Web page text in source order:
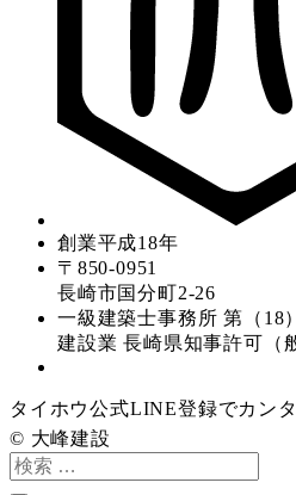
創業平成18年
〒850-0951
長崎市国分町2-26
一級建築士事務所 第（18
建設業 長崎県知事許可（
タイホウ公式LINE登録でカン
© 大峰建設
検
索